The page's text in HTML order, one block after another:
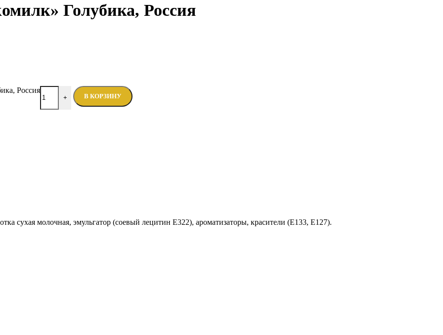
Голубика, Россия
Россия
+ В КОРЗИНУ
сухая молочная, эмульгатор (соевый лецитин Е322), ароматизаторы, красители (Е133, Е127).